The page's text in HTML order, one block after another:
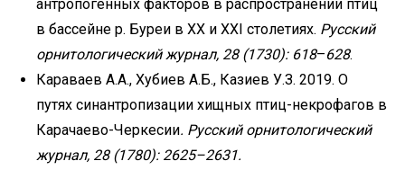
антропогенных факторов в распространении птиц
в бассейне р. Буреи в ХХ и ХХI столетиях. Русский
орнитологический журнал, 28 (1730): 618–628.
Караваев А.А., Хубиев А.Б., Казиев У.З. 2019. О
путях синантропизации хищных птиц-некрофагов в
Карачаево-Черкесии. Русский орнитологический
журнал, 28 (1780): 2625–2631.